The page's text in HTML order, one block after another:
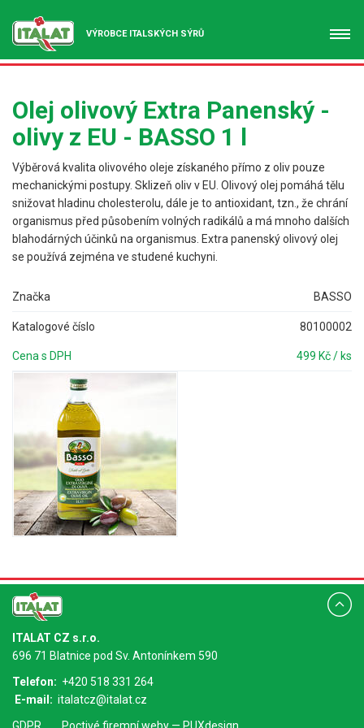
VÝROBCE ITALSKÝCH SÝRŮ
Olej olivový Extra Panenský -
olivy z EU - BASSO 1 l
Výběrová kvalita olivového oleje získaného přímo z oliv pouze
mechanickými postupy. Sklizeň oliv v EU. Olivový olej pomáhá tělu
snižovat hladinu cholesterolu, dále je to antioxidant, tzn., že chrání
organismus před působením volných radikálů a má mnoho dalších
blahodárných účinků na organismus. Extra panenský olivový olej
se používá zejména ve studené kuchyni.
Značka BASSO
Katalogové číslo 80100002
Cena s DPH 499 Kč / ks
ITALAT CZ s.r.o.
696 71 Blatnice pod Sv. Antonínkem 590
Telefon: +420 518 331 264
E-mail: italatcz@italat.cz